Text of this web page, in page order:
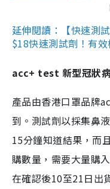
延伸閱讀：【快速測
$18快速測試劑！有
acc+ test 新型冠狀
產品由香港口罩品牌
到。測試劑以採集鼻
15分鐘知道結果，而
購數量，需要大量購
在確認後10至21日出